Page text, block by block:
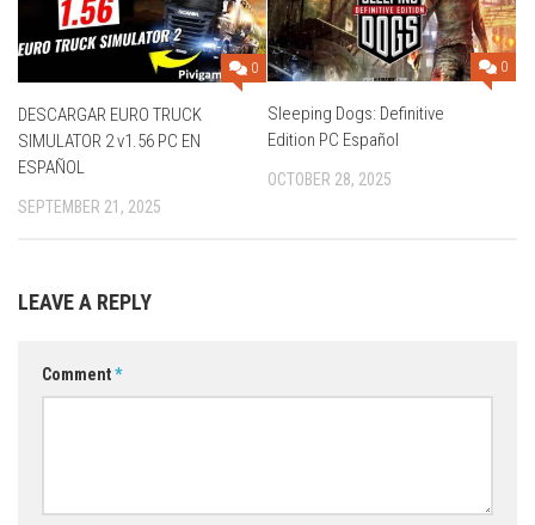
0
DESCARGAR EURO TRUCK
SIMULATOR 2 v1.56 PC EN
ESPAÑOL
SEPTEMBER 21, 2025
0
Sleeping Dogs: Definitive
Edition PC Español
OCTOBER 28, 2025
LEAVE A REPLY
Comment*